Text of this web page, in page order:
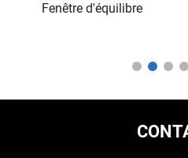
Fenêtre d'équilibre